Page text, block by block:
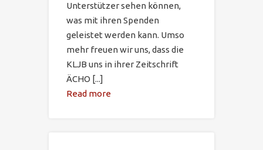
Unterstützer sehen können,
was mit ihren Spenden
geleistet werden kann. Umso
mehr freuen wir uns, dass die
KLJB uns in ihrer Zeitschrift
ÄCHO [...]
Read more